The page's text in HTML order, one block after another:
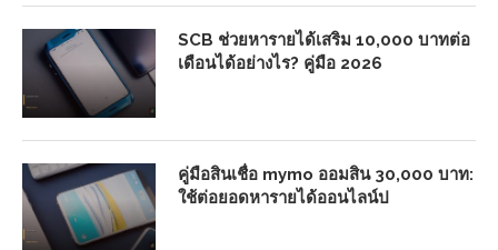
SCB ช่วยหารายได้เสริม 10,000 บาทต่อ
เดือนได้อย่างไร? คู่มือ 2026
คู่มือสินเชื่อ mymo ออมสิน 30,000 บาท:
ใช้ต่อยอดหารายได้ออนไลน์ป